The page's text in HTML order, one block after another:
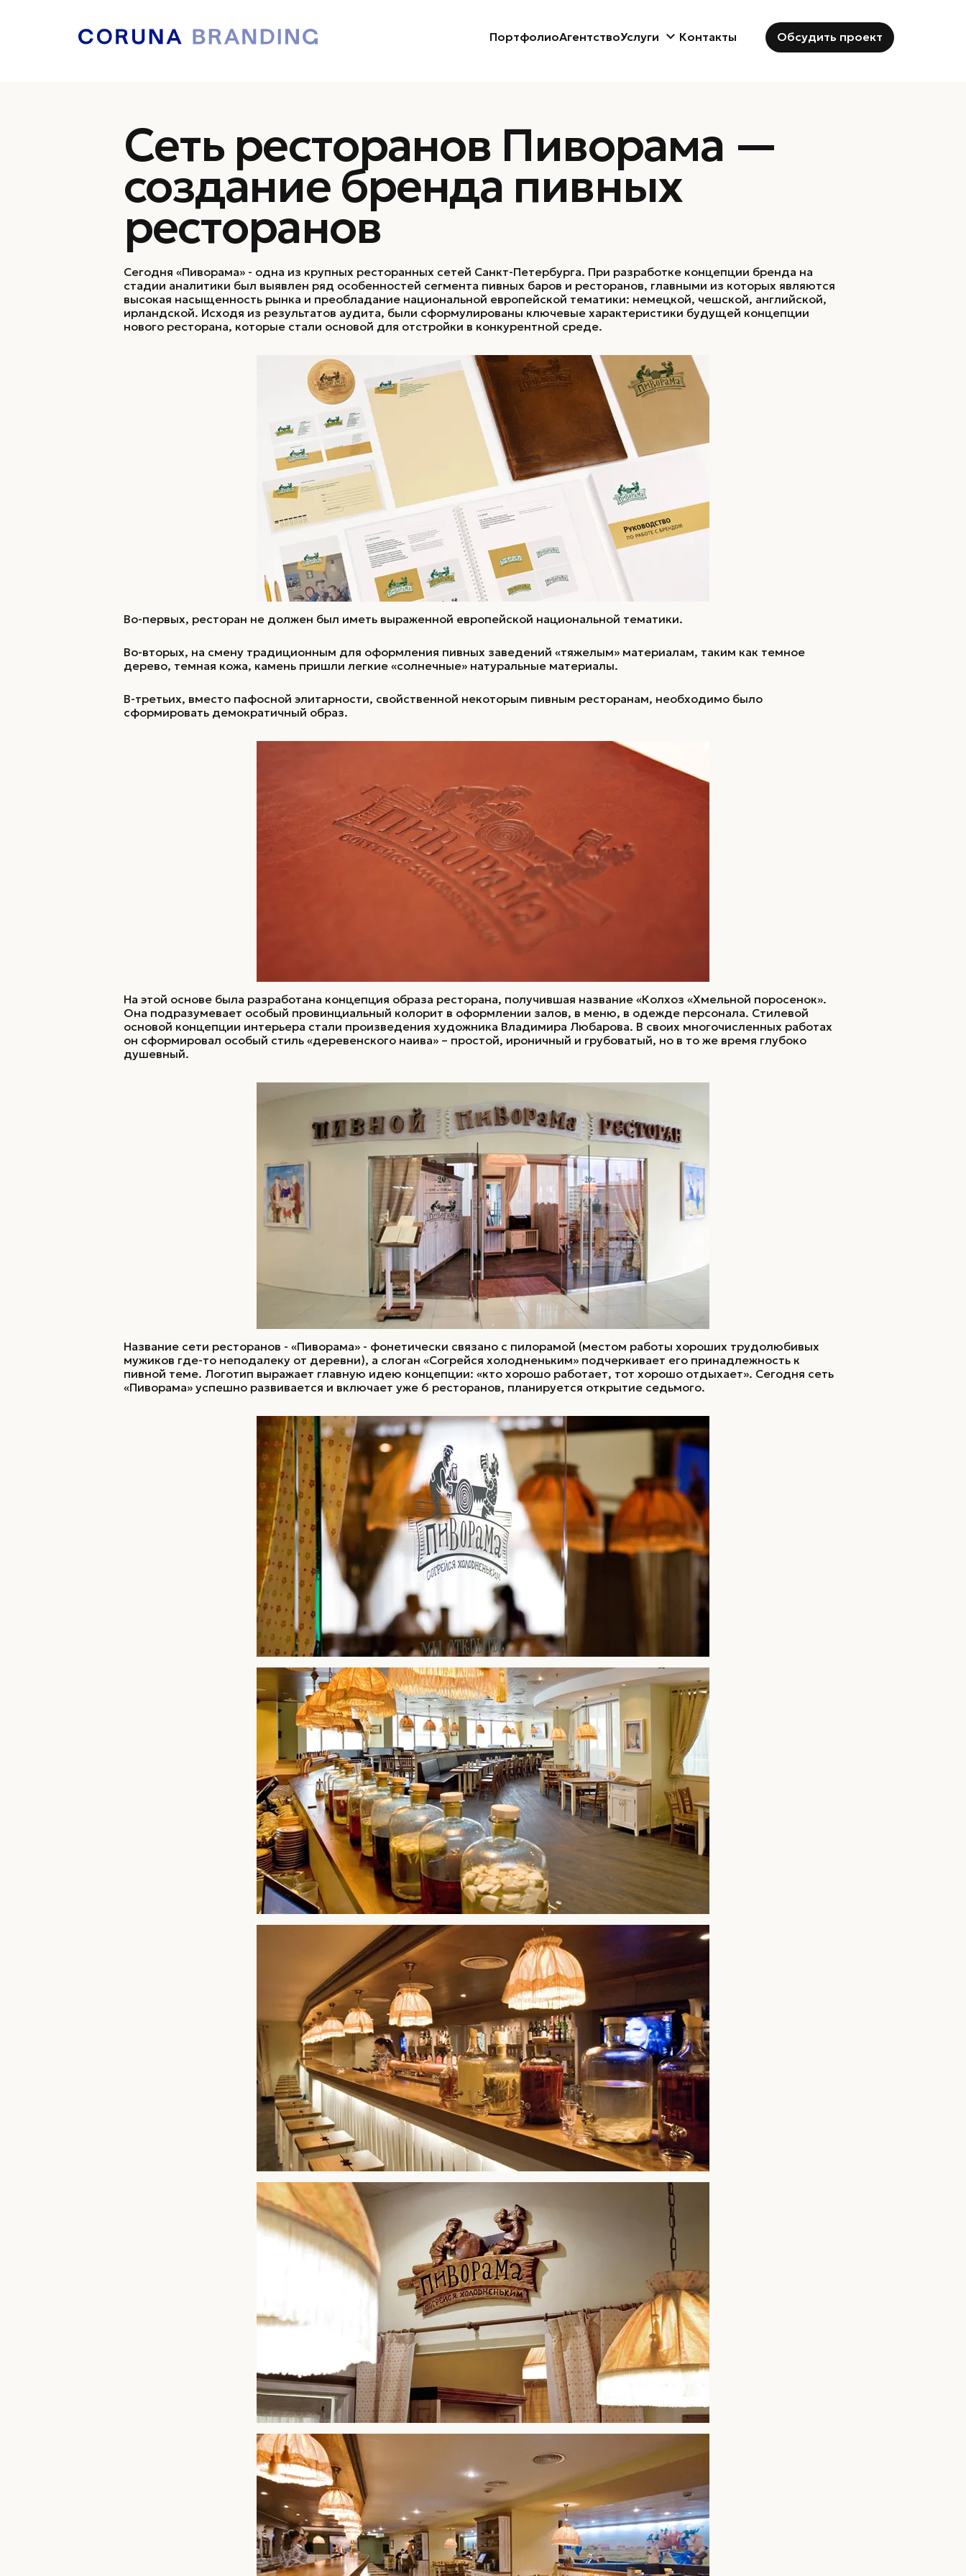
ПортфолиоАгентствоУслуги
Исследования и аналитика
Маркетинговые исследования
Customer expirience, CJM
Стратегический анализ
Стратегия
Позиционирование и платформа бренда
Стратегия портфеля брендов
Стратегия капитализации бренда
Бренд-дизайн
Дизайн упаковки
Нейминг / копирайт Коммуникации
Коммуникационная стратегия /
Рекламная стратегия
Марочный контракт
Внедрение бренда
Контакты Обсудить проект
Сеть ресторанов Пиворама —
создание бренда пивных
ресторанов
Сегодня «Пиворама» - одна из крупных ресторанных сетей Санкт-Петербурга. При разработке концепции бренда на
стадии аналитики был выявлен ряд особенностей сегмента пивных баров и ресторанов, главными из которых являются
высокая насыщенность рынка и преобладание национальной европейской тематики: немецкой, чешской, английской,
ирландской. Исходя из результатов аудита, были сформулированы ключевые характеристики будущей концепции
нового ресторана, которые стали основой для отстройки в конкурентной среде.
Во-первых, ресторан не должен был иметь выраженной европейской национальной тематики.
Во-вторых, на смену традиционным для оформления пивных заведений «тяжелым» материалам, таким как темное
дерево, темная кожа, камень пришли легкие «солнечные» натуральные материалы.
В-третьих, вместо пафосной элитарности, свойственной некоторым пивным ресторанам, необходимо было
сформировать демократичный образ.
На этой основе была разработана концепция образа ресторана, получившая название «Колхоз «Хмельной поросенок».
Она подразумевает особый провинциальный колорит в оформлении залов, в меню, в одежде персонала. Стилевой
основой концепции интерьера стали произведения художника Владимира Любарова. В своих многочисленных работах
он сформировал особый стиль «деревенского наива» – простой, ироничный и грубоватый, но в то же время глубоко
душевный.
Название сети ресторанов - «Пиворама» - фонетически связано с пилорамой (местом работы хороших трудолюбивых
мужиков где-то неподалеку от деревни), а слоган «Согрейся холодненьким» подчеркивает его принадлежность к
пивной теме. Логотип выражает главную идею концепции: «кто хорошо работает, тот хорошо отдыхает». Сегодня сеть
«Пиворама» успешно развивается и включает уже 6 ресторанов, планируется открытие седьмого.